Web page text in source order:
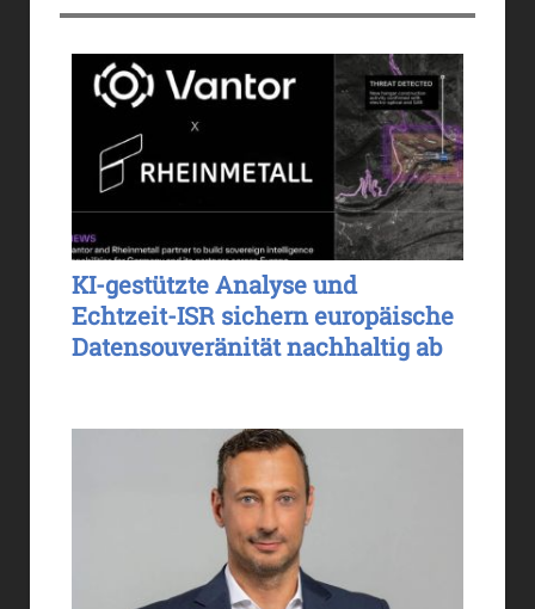
KI-gestützte Analyse und
Echtzeit-ISR sichern europäische
Datensouveränität nachhaltig ab